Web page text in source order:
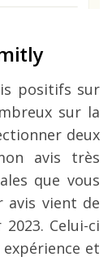
positifs sur
sur la
deux
avis très
que vous
avis vient de
Celui-ci
et